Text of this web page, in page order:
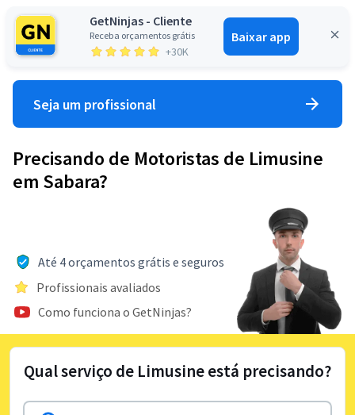
GetNinjas - Cliente
Receba orçamentos grátis
+30K
Baixar app
Entrar
Seja um profissional
Precisando de Motoristas de Limusine
em Sabara?
Até 4 orçamentos grátis e seguros
Profissionais avaliados
Como funciona o GetNinjas?
Qual serviço de Limusine está precisando?